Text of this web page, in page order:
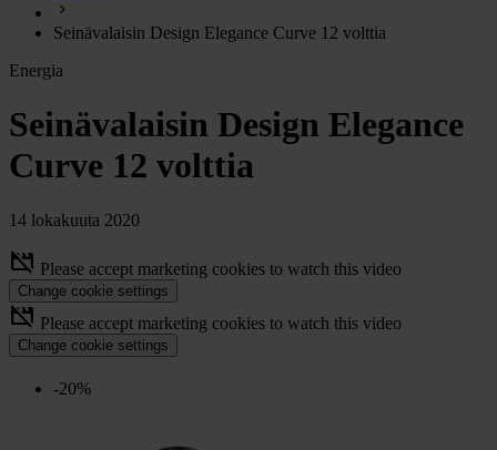
Energia
chevron_right
Vesi chevron_right
Käymälä chevron_right
chevron_right
Vapaa-aika ja Retkeily
Muut chevron_right
Seinävalaisin Design Elegance Curve 12 volttia
Energia
Seinävalaisin Design Elegance
Curve 12 volttia
14 lokakuuta 2020
movie_off Please accept marketing cookies to watch this video
Change cookie settings
movie_off Please accept marketing cookies to watch this video
Change cookie settings
-20%